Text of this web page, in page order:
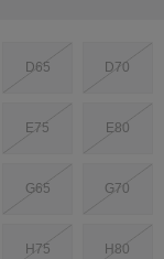
D65 D70
E75 E80
G65 G70
H75 H80